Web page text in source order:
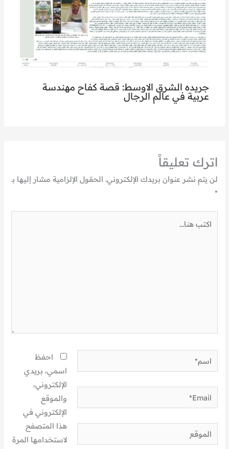
جريده الشرق الاوسط: قصة كفاح مهندسة
عربية في عالم الرجال
اترك تعليقاً
لن يتم نشر عنوان بريدك الإلكتروني. الحقول الإلزامية مشار إليها بـ
*
اسم*
Email*
الموقع
احفظ
اسمي، بريدي
الإلكتروني،
والموقع
الإلكتروني في
هذا المتصفح
لاستخدامها المرة